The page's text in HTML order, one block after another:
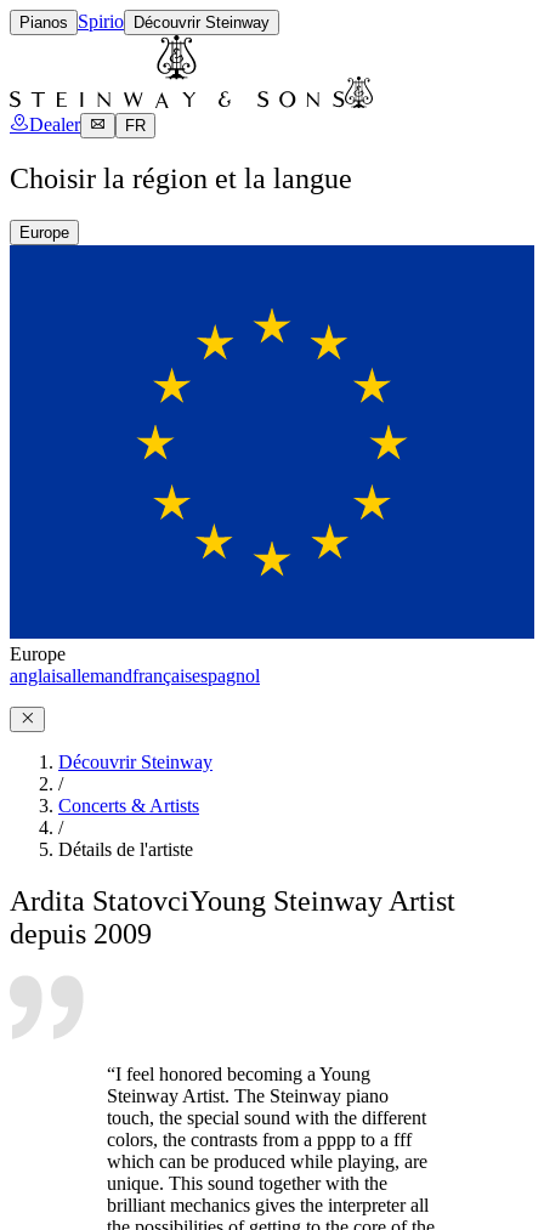
Pianos Spirio Découvrir Steinway
Dealer FR
Choisir la région et la langue
Europe
Europe
anglaisallemandfrançaisespagnol
Découvrir Steinway
/
Concerts & Artists
/
Détails de l'artiste
Ardita StatovciYoung Steinway Artist
depuis 2009
“I feel honored becoming a Young
Steinway Artist. The Steinway piano
touch, the special sound with the different
colors, the contrasts from a pppp to a fff
which can be produced while playing, are
unique. This sound together with the
brilliant mechanics gives the interpreter all